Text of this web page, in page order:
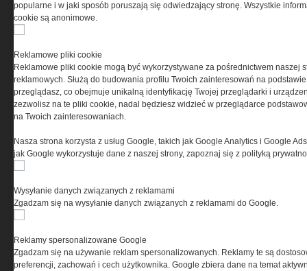
Ta witryna wykorzystuje pliki cookies do przechowywania
informacji na Twoim komputerze. Pliki cookies stosujemy
w celu świadczenia usług na najwyższym poziomie,
w tym w sposób dostosowany do indywidualnych potrzeb.
urządzeniu końcowym. W każdym momencie możesz
dokonać zmiany ustawień przeglądarki dotyczących
prywatności
oraz informacją o cookies
popularne i w jaki sposób poruszają się odwiedzający stronę. Wszystkie
cookie są anonimowe.
Reklamowe pliki cookie
Reklamowe pliki cookie mogą być wykorzystywane za pośrednictwem naszej
reklamowych. Służą do budowania profilu Twoich zainteresowań na
przeglądasz, co obejmuje unikalną identyfikację Twojej przeglądarki i
zezwolisz na te pliki cookie, nadal będziesz widzieć w przeglądarce
na Twoich zainteresowaniach.
Nasza strona korzysta z usług Google, takich jak Google Analytics i Google
jak Google wykorzystuje dane z naszej strony, zapoznaj się z polityką
Wysyłanie danych związanych z reklamami
Zgadzam się na wysyłanie danych związanych z reklamami do Google.
Reklamy spersonalizowane Google
Zgadzam się na używanie reklam spersonalizowanych. Reklamy te są
preferencji, zachowań i cech użytkownika. Google zbiera dane na temat